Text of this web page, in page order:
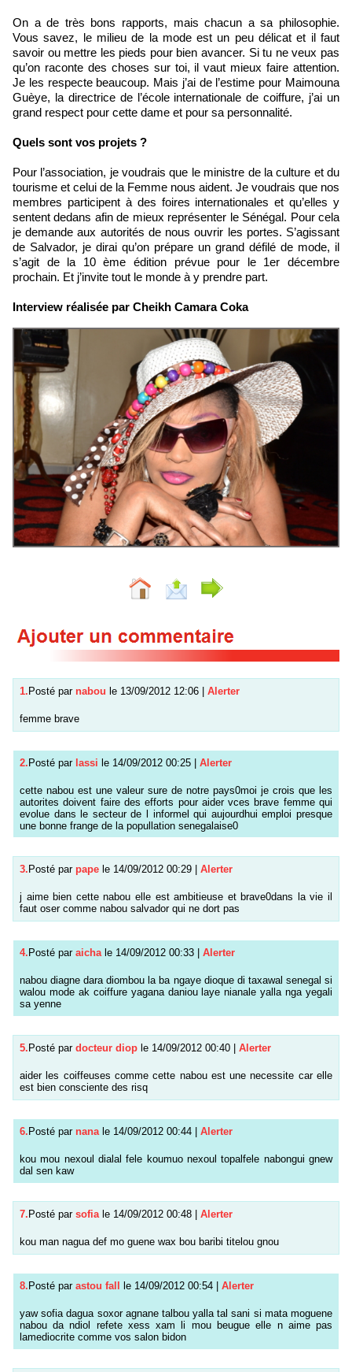
On a de très bons rapports, mais chacun a sa philosophie.
Vous savez, le milieu de la mode est un peu délicat et il faut
savoir ou mettre les pieds pour bien avancer. Si tu ne veux pas
qu’on raconte des choses sur toi, il vaut mieux faire attention.
Je les respecte beaucoup. Mais j’ai de l’estime pour Maimouna
Guèye, la directrice de l’école internationale de coiffure, j’ai un
grand respect pour cette dame et pour sa personnalité.
Quels sont vos projets ?
Pour l’association, je voudrais que le ministre de la culture et du
tourisme et celui de la Femme nous aident. Je voudrais que nos
membres participent à des foires internationales et qu’elles y
sentent dedans afin de mieux représenter le Sénégal. Pour cela
je demande aux autorités de nous ouvrir les portes. S’agissant
de Salvador, je dirai qu’on prépare un grand défilé de mode, il
s’agit de la 10 ème édition prévue pour le 1er décembre
prochain. Et j’invite tout le monde à y prendre part.
Interview réalisée par Cheikh Camara Coka
1. Posté par nabou le 13/09/2012 12:06 Alerter
femme brave
2.Posté par lassi le 14/09/2012 00:25 | Alerter
cette nabou est une valeur sure de notre pays0moi je crois que les
autorites doivent faire des efforts pour aider vces brave femme qui
evolue dans le secteur de l informel qui aujourdhui emploi presque
une bonne frange de la popullation senegalaise0
3. Posté par pape le 14/09/2012 00:29 Alerter
j aime bien cette nabou elle est ambitieuse et brave0dans la vie il
faut oser comme nabou salvador qui ne dort pas
4. Posté par aicha le 14/09/2012 00:33 Alerter
nabou diagne dara diombou la ba ngaye dioque di taxawal senegal si
walou mode ak coiffure yagana daniou laye nianale yalla nga yegali
sa yenne
5. Posté par docteur diop le 14/09/2012 00:40 Alerter
aider les coiffeuses comme cette nabou est une necessite car elle
est bien consciente des risq
6.Posté par nana le 14/09/2012 00:44 | Alerter
kou mou nexoul dialal fele koumuo nexoul topalfele nabongui gnew
dal sen kaw
7. Posté par sofia le 14/09/2012 00:48 Alerter
kou man nagua def mo guene wax bou baribi titelou gnou
8. Posté par astou fall le 14/09/2012 00:54 Alerter
yaw sofia dagua soxor agnane talbou yalla tal sani si mata moguene
nabou da ndiol refete xess xam li mou beugue elle n aime pas
lamediocrite comme vos salon bidon